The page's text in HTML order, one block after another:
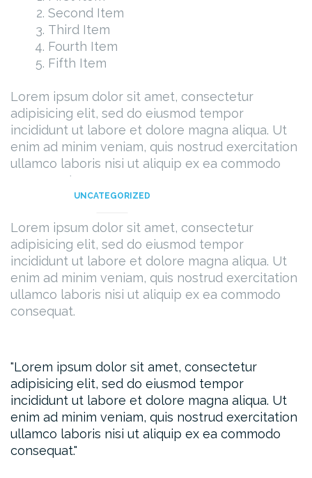
Second Item
Third Item
Fourth Item
Fifth Item
Lorem ipsum dolor sit amet, consectetur
adipisicing elit, sed do eiusmod tempor
incididunt ut labore et dolore magna aliqua. Ut
enim ad minim veniam, quis nostrud exercitation
ullamco laboris nisi ut aliquip ex ea commodo
consequat.
UNCATEGORIZED
Lorem ipsum dolor sit amet, consectetur
adipisicing elit, sed do eiusmod tempor
incididunt ut labore et dolore magna aliqua. Ut
enim ad minim veniam, quis nostrud exercitation
ullamco laboris nisi ut aliquip ex ea commodo
consequat.
Lorem ipsum dolor sit amet, consectetur
adipisicing elit, sed do eiusmod tempor
incididunt ut labore et dolore magna aliqua. Ut
enim ad minim veniam, quis nostrud exercitation
ullamco laboris nisi ut aliquip ex ea commodo
consequat.